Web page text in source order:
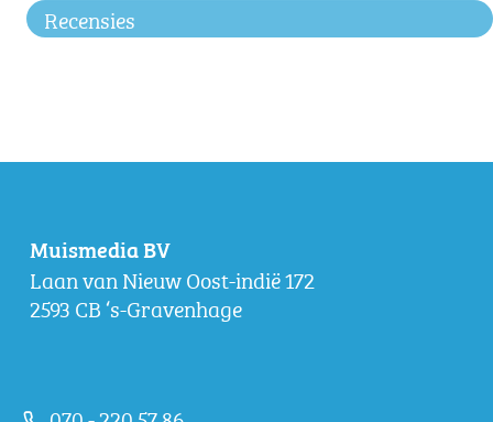
Recensies
Muismedia BV
Laan van Nieuw Oost-indië 172
2593 CB ‘s-Gravenhage